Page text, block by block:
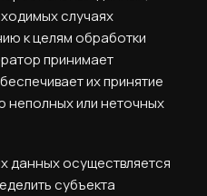
случаях
к целям обработки
принимает
их принятие
неполных или неточных
данных осуществляется
субъекта